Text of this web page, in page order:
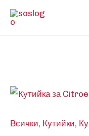
Skip
Всички, Кутийки,